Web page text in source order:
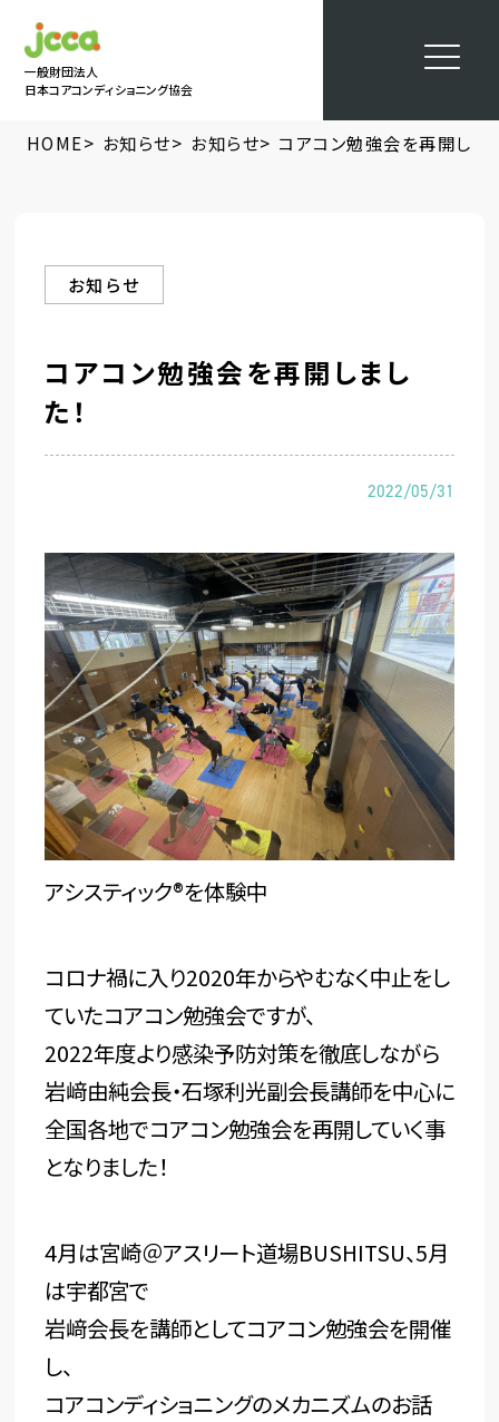
一般財団法人
日本コアコンディショニング協会
HOME> お知らせ> お知らせ> コアコン勉強会を再開しま
お知らせ
コアコン勉強会を再開しまし
た！
2022/05/31
アシスティック®を体験中
コロナ禍に入り2020年からやむなく中止をし
ていたコアコン勉強会ですが、
2022年度より感染予防対策を徹底しながら
岩﨑由純会長・石塚利光副会長講師を中心に
全国各地でコアコン勉強会を再開していく事
となりました！
4月は宮崎＠アスリート道場BUSHITSU、5月
は宇都宮で
岩﨑会長を講師としてコアコン勉強会を開催
し、
コアコンディショニングのメカニズムのお話